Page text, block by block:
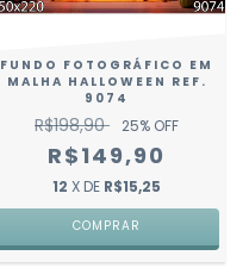
FUNDO FOTOGRÁFICO EM
MALHA HALLOWEEN REF.
9074
R$198,90 25% OFF
R$149,90
12 X DE R$15,25
COMPRAR